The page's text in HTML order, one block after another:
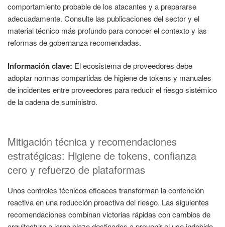
comportamiento probable de los atacantes y a prepararse
adecuadamente. Consulte las publicaciones del sector y el
material técnico más profundo para conocer el contexto y las
reformas de gobernanza recomendadas.
Información clave: El ecosistema de proveedores debe
adoptar normas compartidas de higiene de tokens y manuales
de incidentes entre proveedores para reducir el riesgo sistémico
de la cadena de suministro.
Mitigación técnica y recomendaciones
estratégicas: Higiene de tokens, confianza
cero y refuerzo de plataformas
Unos controles técnicos eficaces transforman la contención
reactiva en una reducción proactiva del riesgo. Las siguientes
recomendaciones combinan victorias rápidas con cambios de